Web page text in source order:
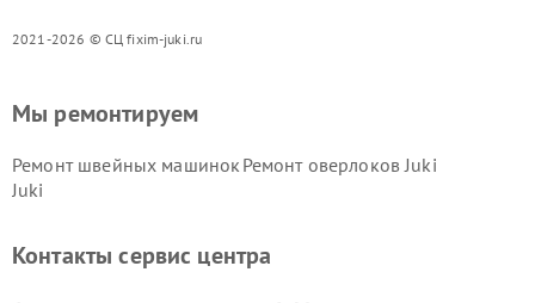
2021-2026 © СЦ fixim-juki.ru
Мы ремонтируем
Ремонт швейных машинок
Juki
Ремонт оверлоков Juki
Контакты сервис центра